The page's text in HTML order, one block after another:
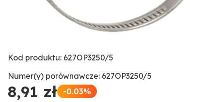
Kod produktu: 627OP3250/5
Numer(y) porównawcze: 627OP3250/5
8,91 zł -0.03%